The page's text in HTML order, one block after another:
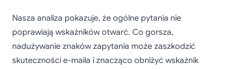
Nasza analiza pokazuje, że ogólne pytania nie
poprawiają wskaźników otwarć. Co gorsza,
nadużywanie znaków zapytania może zaszkodzić
skuteczności e-maila i znacząco obniżyć wskaźnik